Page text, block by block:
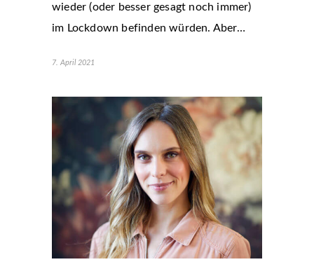
wieder (oder besser gesagt noch immer)
im Lockdown befinden würden. Aber…
7. April 2021